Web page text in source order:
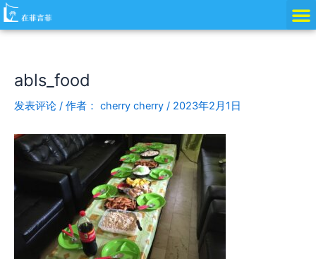
跳
至
abls_food
发表评论 / 作者： cherry cherry / 2023年2月1日
Post
navigation